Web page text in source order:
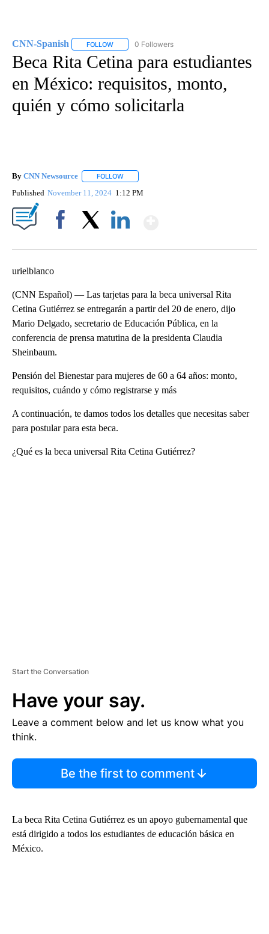
CNN-Spanish FOLLOW FOLLOW "CNN-SPANISH" TO RECEIVE
0 Followers
Beca Rita Cetina para estudiantes
en México: requisitos, monto,
quién y cómo solicitarla
By CNN Newsource FOLLOW
Published November 11, 2024 1:12 PM
urielblanco
(CNN Español) — Las tarjetas para la beca universal Rita
Cetina Gutiérrez se entregarán a partir del 20 de enero, dijo
Mario Delgado, secretario de Educación Pública, en la
conferencia de prensa matutina de la presidenta Claudia
Sheinbaum.
Pensión del Bienestar para mujeres de 60 a 64 años: monto,
requisitos, cuándo y cómo registrarse y más
A continuación, te damos todos los detalles que necesitas saber
para postular para esta beca.
¿Qué es la beca universal Rita Cetina Gutiérrez?
Start the Conversation
Have your say.
Leave a comment below and let us know what you
think.
Be the first to comment
La beca Rita Cetina Gutiérrez es un apoyo gubernamental que
está dirigido a todos los estudiantes de educación básica en
México.